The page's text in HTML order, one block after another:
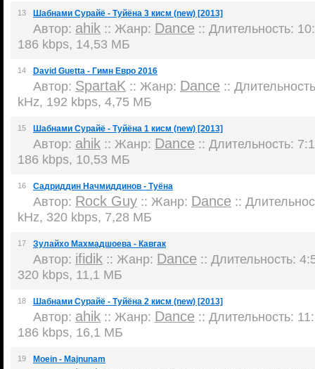
13 Шабнами Сурайё - Туйёна 3 кисм (new) [2013]
Автор: ahik :: Жанр: Dance :: Длительность:
186 kbps, 14,53 МБ
14 David Guetta - Гимн Евро 2016
Автор: SpartaK :: Жанр: Dance ::
kHz, 192 kbps, 4,75 МБ
15 Шабнами Сурайё - Туйёна 1 кисм (new) [2013]
Автор: ahik :: Жанр: Dance :: Длительность:
186 kbps, 10,53 МБ
16 Садриддин Начмиддинов - Туёна
Автор: Rock Guy :: Жанр: Dance ::
kHz, 320 kbps, 7,28 МБ
17 Зулайхо Махмадшоева - Кавгак
Автор: ifidik :: Жанр: Dance :: Длительность:
320 kbps, 11,1 МБ
18 Шабнами Сурайё - Туйёна 2 кисм (new) [2013]
Автор: ahik :: Жанр: Dance :: Длительность:
186 kbps, 16,1 МБ
19 Moein - Majnunam